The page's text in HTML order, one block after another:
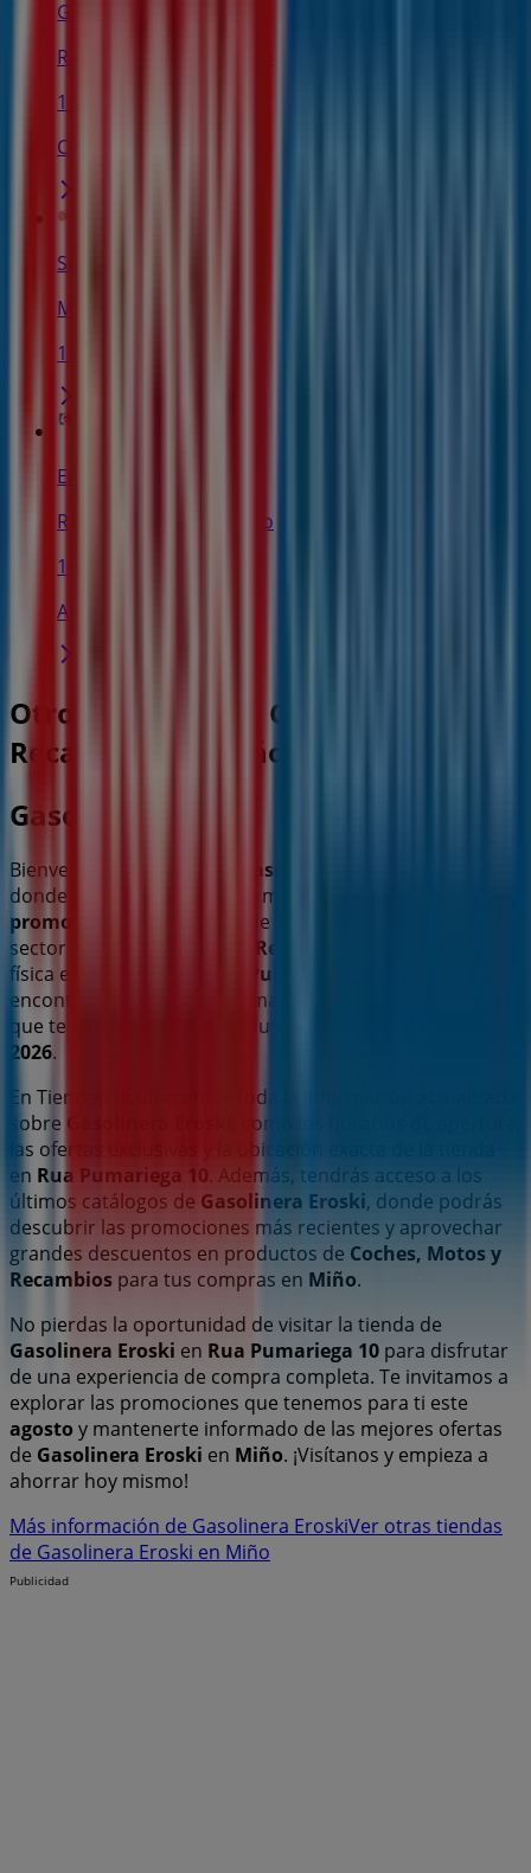
Gasolinera Eroski
Rua Pumariega 10, Miño
111 m
Cerrado
Soltour
MERCADO, 9, MIÑO
111 m
Eroski
Rua Pumariega 10, Miño
143 m
Abierto
Otros negocios de Coches, Motos y
Recambios en Miño
Gasolinera Eroski
Bienvenido a la tienda de Gasolinera Eroski
donde podrás descubrir las mejores
promociones
de esta destacada marca del
sector de
Coches, Motos y Recambios
física está ubicada en
Rua Pumariega 10
encontrarás una amplia gama de productos de calidad
que te permitirán ahorrar durante todo el
2026.
En Tiendeo te ofrecemos toda la información actualizada
sobre Gasolinera Eroski
, como los horarios de apertura,
las ofertas exclusivas y la ubicación exacta de la tienda
en Rua Pumariega 10. Además, tendrás acceso a los
últimos catálogos de Gasolinera Eroski, donde podrás
descubrir las promociones más recientes y aprovechar
grandes descuentos en productos de Coches, Motos y
Recambios para tus compras en Miño.
No pierdas la oportunidad de visitar la tienda de
Gasolinera Eroski en Rua Pumariega 10 para disfrutar
de una experiencia de compra completa. Te invitamos a
explorar las promociones que tenemos para ti este
agosto y mantenerte informado de las mejores ofertas
de Gasolinera Eroski en Miño. ¡Visítanos y empieza a
ahorrar hoy mismo!
Más información de Gasolinera EroskiVer otras tiendas
de Gasolinera Eroski en Miño
Publicidad